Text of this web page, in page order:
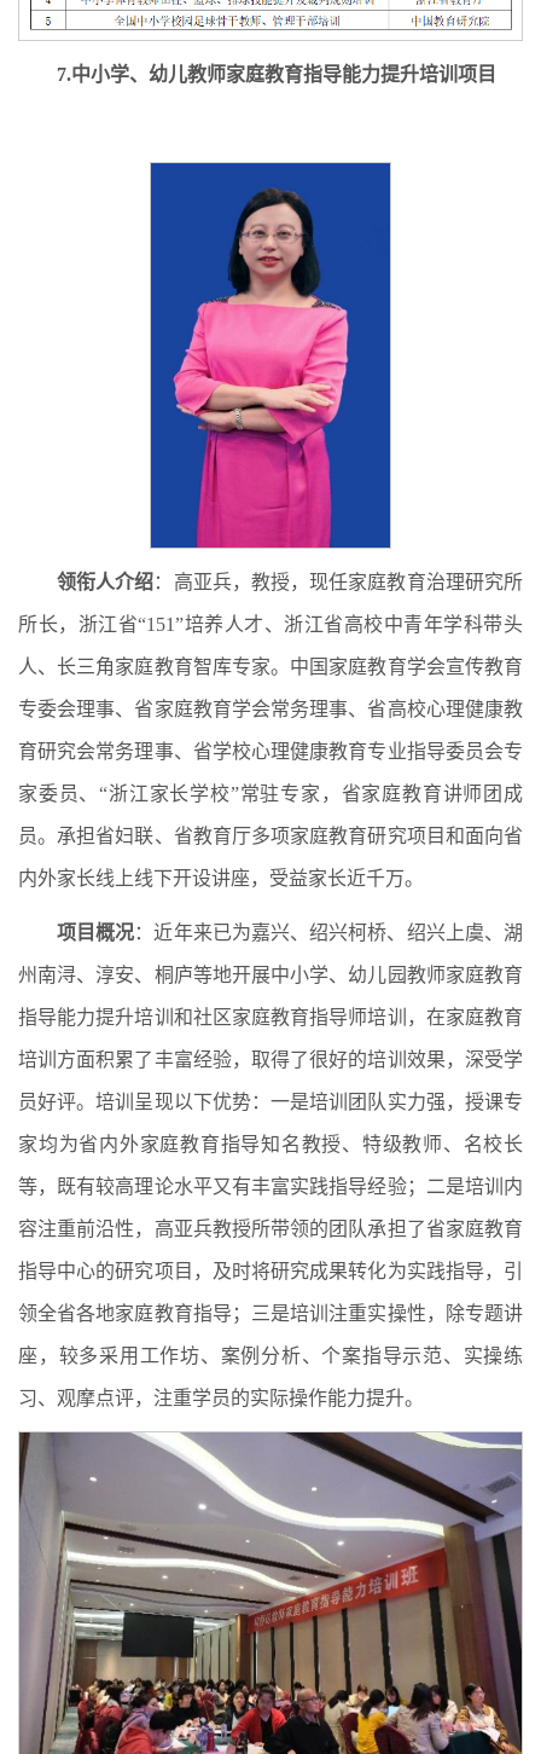
7.中小学、幼儿教师家庭教育指导能力提升培训项目
领衔人介绍：高亚兵，教授，现任家庭教育治理研究所
所长，浙江省“151”培养人才、浙江省高校中青年学科带头
人、长三角家庭教育智库专家。中国家庭教育学会宣传教育
专委会理事、省家庭教育学会常务理事、省高校心理健康教
育研究会常务理事、省学校心理健康教育专业指导委员会专
家委员、“浙江家长学校”常驻专家，省家庭教育讲师团成
员。承担省妇联、省教育厅多项家庭教育研究项目和面向省
内外家长线上线下开设讲座，受益家长近千万。
项目概况：近年来已为嘉兴、绍兴柯桥、绍兴上虞、湖
州南浔、淳安、桐庐等地开展中小学、幼儿园教师家庭教育
指导能力提升培训和社区家庭教育指导师培训，在家庭教育
培训方面积累了丰富经验，取得了很好的培训效果，深受学
员好评。培训呈现以下优势：一是培训团队实力强，授课专
家均为省内外家庭教育指导知名教授、特级教师、名校长
等，既有较高理论水平又有丰富实践指导经验；二是培训内
容注重前沿性，高亚兵教授所带领的团队承担了省家庭教育
指导中心的研究项目，及时将研究成果转化为实践指导，引
领全省各地家庭教育指导；三是培训注重实操性，除专题讲
座，较多采用工作坊、案例分析、个案指导示范、实操练
习、观摩点评，注重学员的实际操作能力提升。